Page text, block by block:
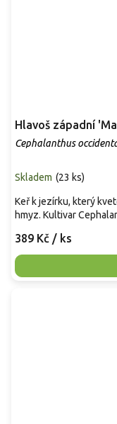
Hlavoš západní
Cephalanthus
Skladem (23 ks)
389 Kč / ks
Keř k jezírku, který
hmyz. Kultivar